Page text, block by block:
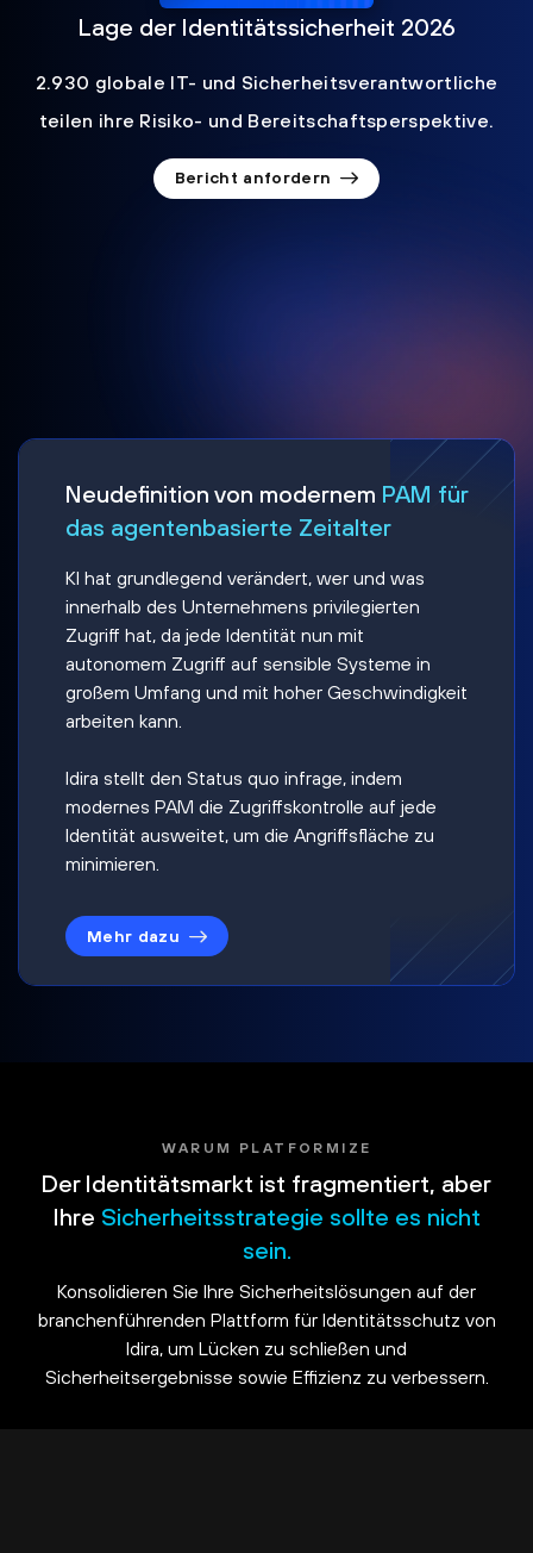
Lage der Identitätssicherheit 2026
2.930 globale IT- und Sicherheitsverantwortliche
teilen ihre Risiko- und Bereitschaftsperspektive.
Bericht anfordern
Neudefinition von modernem PAM für
das agentenbasierte Zeitalter
KI hat grundlegend verändert, wer und was
innerhalb des Unternehmens privilegierten
Zugriff hat, da jede Identität nun mit
autonomem Zugriff auf sensible Systeme in
großem Umfang und mit hoher Geschwindigkeit
arbeiten kann.
Idira stellt den Status quo infrage, indem
modernes PAM die Zugriffskontrolle auf jede
Identität ausweitet, um die Angriffsfläche zu
minimieren.
Mehr dazu
WARUM PLATFORMIZE
Der Identitätsmarkt ist fragmentiert, aber
Ihre Sicherheitsstrategie sollte es nicht
sein.
Konsolidieren Sie Ihre Sicherheitslösungen auf der
branchenführenden Plattform für Identitätsschutz von
Idira, um Lücken zu schließen und
Sicherheitsergebnisse sowie Effizienz zu verbessern.